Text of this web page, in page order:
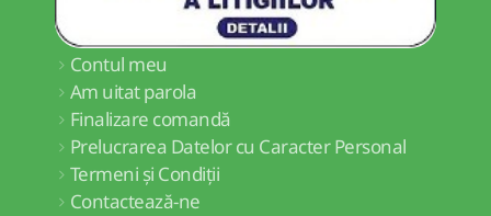
Contul meu
Am uitat parola
Finalizare comandă
Prelucrarea Datelor cu Caracter Personal
Termeni și Condiții
Contactează-ne